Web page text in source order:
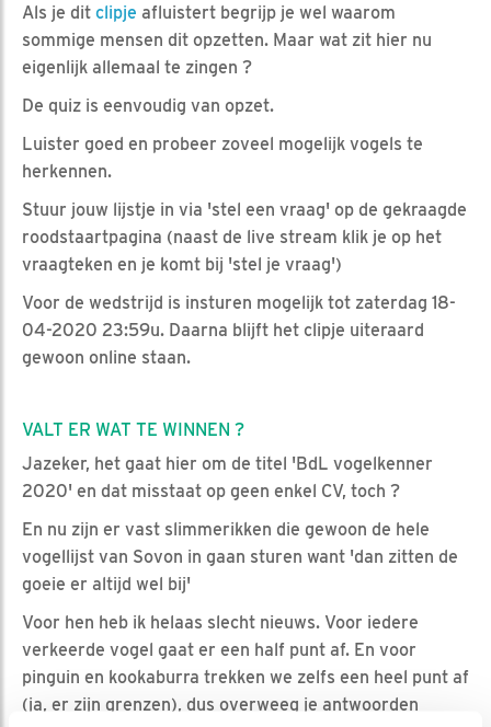
Als je dit clipje afluistert begrijp je wel waarom
sommige mensen dit opzetten. Maar wat zit hier nu
eigenlijk allemaal te zingen ?
De quiz is eenvoudig van opzet.
Luister goed en probeer zoveel mogelijk vogels te
herkennen.
Stuur jouw lijstje in via 'stel een vraag' op de gekraagde
roodstaartpagina (naast de live stream klik je op het
vraagteken en je komt bij 'stel je vraag')
Voor de wedstrijd is insturen mogelijk tot zaterdag 18-
04-2020 23:59u. Daarna blijft het clipje uiteraard
gewoon online staan.
VALT ER WAT TE WINNEN ?
Jazeker, het gaat hier om de titel 'BdL vogelkenner
2020' en dat misstaat op geen enkel CV, toch ?
En nu zijn er vast slimmerikken die gewoon de hele
vogellijst van Sovon in gaan sturen want 'dan zitten de
goeie er altijd wel bij'
Voor hen heb ik helaas slecht nieuws. Voor iedere
verkeerde vogel gaat er een half punt af. En voor
pinguin en kookaburra trekken we zelfs een heel punt af
(ja, er zijn grenzen), dus overweeg je antwoorden